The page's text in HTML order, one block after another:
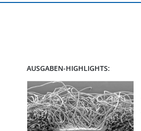
AUSGABEN-HIGHLIGHTS: